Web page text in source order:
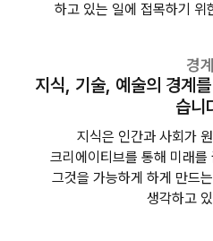
하고 있는 일에 접목하기 위
경계
지식, 기술, 예술의 경계를
습니
지식은 인간과 사회가
크리에이티브를 통해 미래
그것을 가능하게 하게 만드
생각하고